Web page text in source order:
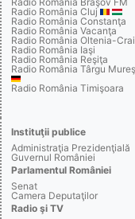
Radio România Cluj
Radio România Constanţa
Radio România Vacanţa
Radio România Oltenia-
Radio România Iaşi
Radio România Reşiţa
Radio România Târgu Mureş
Radio România Timişoara
Instituţii publice
Administraţia Prezidenţială
Guvernul României
Parlamentul României
Senat
Camera Deputaţilor
Radio şi TV